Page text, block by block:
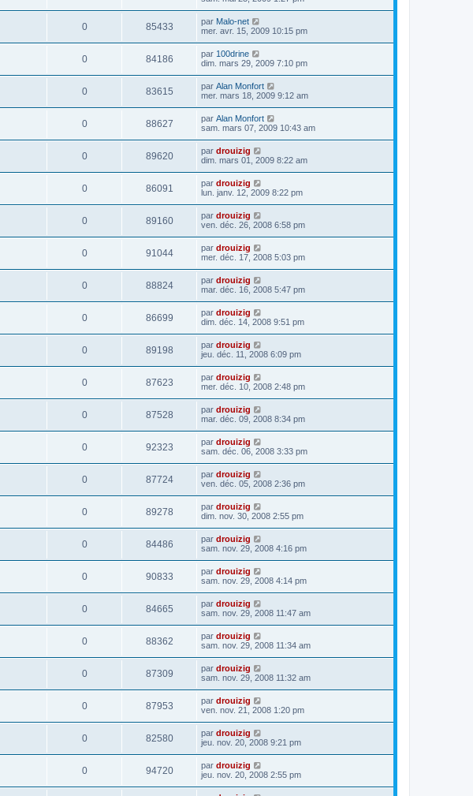
0 85433 par Malo-net
mer. avr. 15, 2009 10:15 pm
0 84186 par 100drine
dim. mars 29, 2009 7:10 pm
0 83615 par Alan Monfort
mer. mars 18, 2009 9:12 am
0 88627 par Alan Monfort
sam. mars 07, 2009 10:43 am
0 89620 par drouizig
dim. mars 01, 2009 8:22 am
0 86091 par drouizig
lun. janv. 12, 2009 8:22 pm
0 89160 par drouizig
ven. déc. 26, 2008 6:58 pm
0 91044 par drouizig
mer. déc. 17, 2008 5:03 pm
0 88824 par drouizig
mar. déc. 16, 2008 5:47 pm
0 86699 par drouizig
dim. déc. 14, 2008 9:51 pm
0 89198 par drouizig
jeu. déc. 11, 2008 6:09 pm
0 87623 par drouizig
mer. déc. 10, 2008 2:48 pm
0 87528 par drouizig
mar. déc. 09, 2008 8:34 pm
0 92323 par drouizig
sam. déc. 06, 2008 3:33 pm
0 87724 par drouizig
ven. déc. 05, 2008 2:36 pm
0 89278 par drouizig
dim. nov. 30, 2008 2:55 pm
0 84486 par drouizig
sam. nov. 29, 2008 4:16 pm
0 90833 par drouizig
sam. nov. 29, 2008 4:14 pm
0 84665 par drouizig
sam. nov. 29, 2008 11:47 am
0 88362 par drouizig
sam. nov. 29, 2008 11:34 am
0 87309 par drouizig
sam. nov. 29, 2008 11:32 am
0 87953 par drouizig
ven. nov. 21, 2008 1:20 pm
0 82580 par drouizig
jeu. nov. 20, 2008 9:21 pm
0 94720 par drouizig
jeu. nov. 20, 2008 2:55 pm